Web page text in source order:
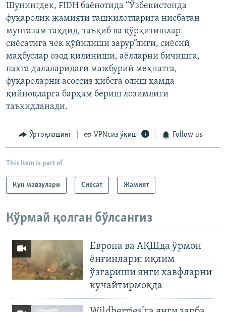
Шунингдек, FIDH баёнотида “Ўзбекистонда
фуқаролик жамияти ташкилотларига нисбатан
мунтазам таҳдид, таъқиб ва қўрқитишлар
сиёсатига чек қўйилиши зарур”лиги, сиёсий
маҳбуслар озод қилиниши, аёлларни бичишга,
пахта далаларидаги мажбурий меҳнатга,
фуқароларни асоссиз ҳибсга олиш ҳамда
қийноқларга барҳам бериш лозимлиги
таъкидланади.
Ўртоқлашинг VPNсиз ўқиш Follow us
This item is part of
Кун мавзулари Сиёсат Жамият
Кўрмай қолган бўлсангиз
Европа ва АҚШда ўрмон
ёнғинлари: иқлим
ўзгариши янги хавфларни
кучайтирмоқда